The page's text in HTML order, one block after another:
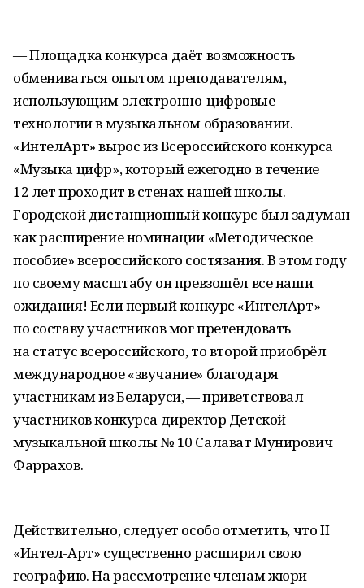
— Площадка конкурса даёт возможность
обмениваться опытом преподавателям,
использующим электронно-цифровые
технологии в музыкальном образовании.
«ИнтелАрт» вырос из Всероссийского конкурса
«Музыка цифр», который ежегодно в течение
12 лет проходит в стенах нашей школы.
Городской дистанционный конкурс был задуман
как расширение номинации «Методическое
пособие» всероссийского состязания. В этом году
по своему масштабу он превзошёл все наши
ожидания! Если первый конкурс «ИнтелАрт»
по составу участников мог претендовать
на статус всероссийского, то второй приобрёл
международное «звучание» благодаря
участникам из Беларуси, — приветствовал
участников конкурса директор Детской
музыкальной школы № 10 Салават Мунирович
Фаррахов.
Действительно, следует особо отметить, что II
«Интел-Арт» существенно расширил свою
географию. На рассмотрение членам жюри